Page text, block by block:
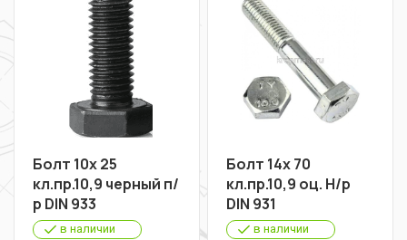
Болт 10х 25
кл.пр.10,9 черный п/
р DIN 933
в наличии
Болт 14х 70
кл.пр.10,9 оц. Н/р
DIN 931
в наличии